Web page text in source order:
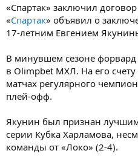
«Спартак» заключил
«Спартак» объявил о
17-летним Евгением
В минувшем сезоне форвард
в Olimpbet МХЛ. На его
матчах регулярного
плей-офф.
Якунин был признан
серии Кубка Харламова,
команды от «Локо» (2-4).